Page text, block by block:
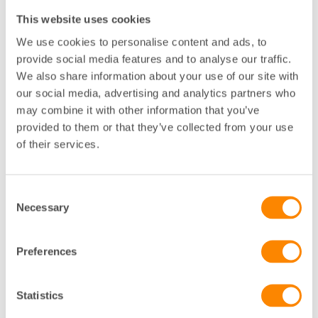
This website uses cookies
We use cookies to personalise content and ads, to
provide social media features and to analyse our traffic.
We also share information about your use of our site with
our social media, advertising and analytics partners who
may combine it with other information that you’ve
provided to them or that they’ve collected from your use
of their services.
Selection
Necessary
Preferences
Statistics
Fastighetsjuridik
Populära avtalsmallar 2025 –
Hyreskontrakt, Lokalavtal & Bilplatsavtal
I avtalstjänsten Fastighetsägarna Dokuments används
våra populäraste avtalsmallar varje år i tiotusentals fal…
Visa mer